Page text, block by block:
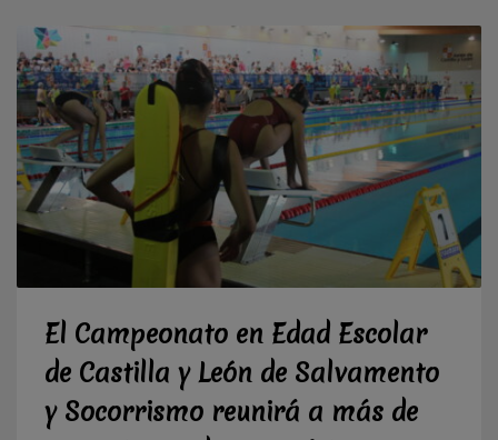
El Campeonato en Edad Escolar
de Castilla y León de Salvamento
y Socorrismo reunirá a más de